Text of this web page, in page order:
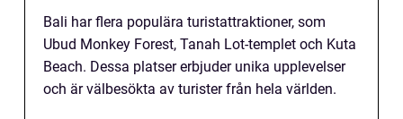
Bali har flera populära turistattraktioner, som
Ubud Monkey Forest, Tanah Lot-templet och Kuta
Beach. Dessa platser erbjuder unika upplevelser
och är välbesökta av turister från hela världen.